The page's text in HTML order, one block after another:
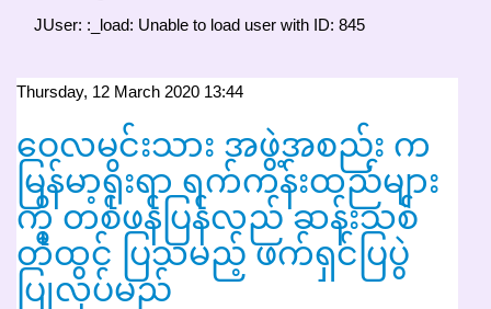
JUser: :_load: Unable to load user with ID: 845
Thursday, 12 March 2020 13:44
ဝေလမင်းသား အဖွဲ့အစည်း က
မြန်မာ့ရိုးရာ ရက်ကန်းထည်များ
ကို တစ်ဖန်ပြန်လည် ဆန်းသစ်
တီထွင် ပြသမည့် ဖက်ရှင်ပြပွဲ
ပြုလုပ်မည်